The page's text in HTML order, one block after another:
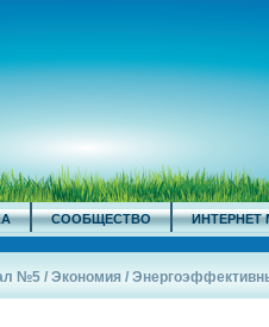
СООБЩЕСТВО ИНТЕРНЕТ
№5 /Экономия /